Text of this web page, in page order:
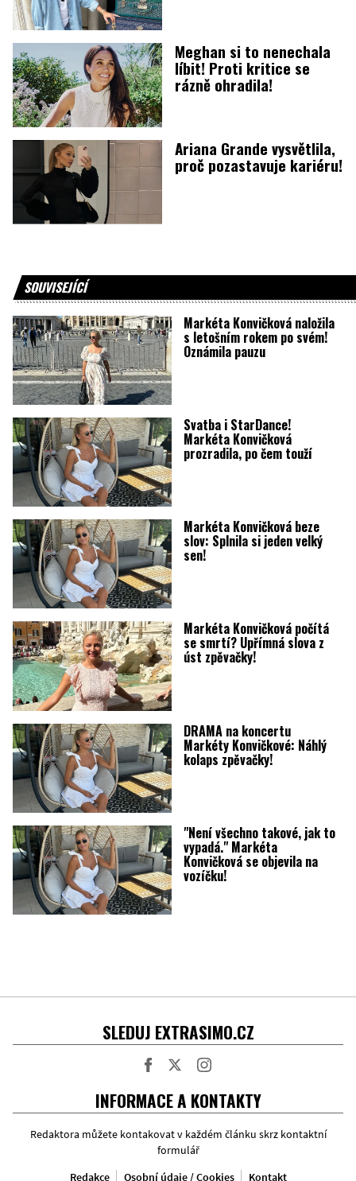
Meghan si to nenechala
líbit! Proti kritice se
rázně ohradila!
Ariana Grande vysvětlila,
proč pozastavuje kariéru!
SOUVISEJÍCÍ
Markéta Konvičková naložila
s letošním rokem po svém!
Oznámila pauzu
Svatba i StarDance!
Markéta Konvičková
prozradila, po čem touží
Markéta Konvičková beze
slov: Splnila si jeden velký
sen!
Markéta Konvičková počítá
se smrtí? Upřímná slova z
úst zpěvačky!
DRAMA na koncertu
Markéty Konvičkové: Náhlý
kolaps zpěvačky!
"Není všechno takové, jak to
vypadá." Markéta
Konvičková se objevila na
vozíčku!
SLEDUJ EXTRASIMO.CZ
INFORMACE A KONTAKTY
Redaktora můžete kontakovat v každém článku skrz kontaktní
formulář
Redakce
Osobní údaje / Cookies Kontakt